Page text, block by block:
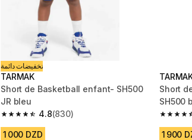
تخفيضات دائمة
TARMAK
Short de Basketball enfant- SH500
JR bleu
4.8
4.8 out of 5 stars from 830 reviews
(830)
1 000 DZD
Short
SH500
4.8 out
1 900